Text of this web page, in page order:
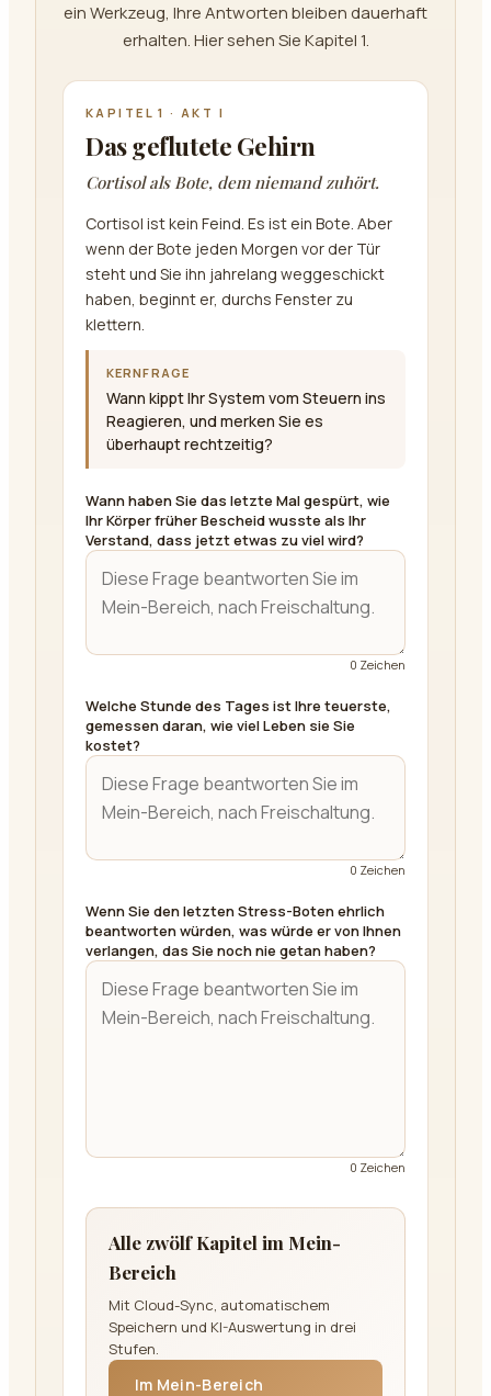
ein Werkzeug, Ihre Antworten bleiben dauerhaft
erhalten. Hier sehen Sie Kapitel 1.
KAPITEL 1 · AKT I
Das geflutete Gehirn
Cortisol als Bote, dem niemand zuhört.
Cortisol ist kein Feind. Es ist ein Bote. Aber
wenn der Bote jeden Morgen vor der Tür
steht und Sie ihn jahrelang weggeschickt
haben, beginnt er, durchs Fenster zu
klettern.
KERNFRAGE
Wann kippt Ihr System vom Steuern ins
Reagieren, und merken Sie es
überhaupt rechtzeitig?
Wann haben Sie das letzte Mal gespürt, wie
Ihr Körper früher Bescheid wusste als Ihr
Verstand, dass jetzt etwas zu viel wird?
0 Zeichen
Welche Stunde des Tages ist Ihre teuerste,
gemessen daran, wie viel Leben sie Sie
kostet?
0 Zeichen
Wenn Sie den letzten Stress-Boten ehrlich
beantworten würden, was würde er von Ihnen
verlangen, das Sie noch nie getan haben?
0 Zeichen
Alle zwölf Kapitel im Mein-
Bereich
Mit Cloud-Sync, automatischem
Speichern und KI-Auswertung in drei
Stufen.
Im Mein-Bereich